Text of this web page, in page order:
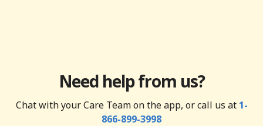
Need help from us?
Chat with your Care Team on the app, or call us at 1-
866-899-3998